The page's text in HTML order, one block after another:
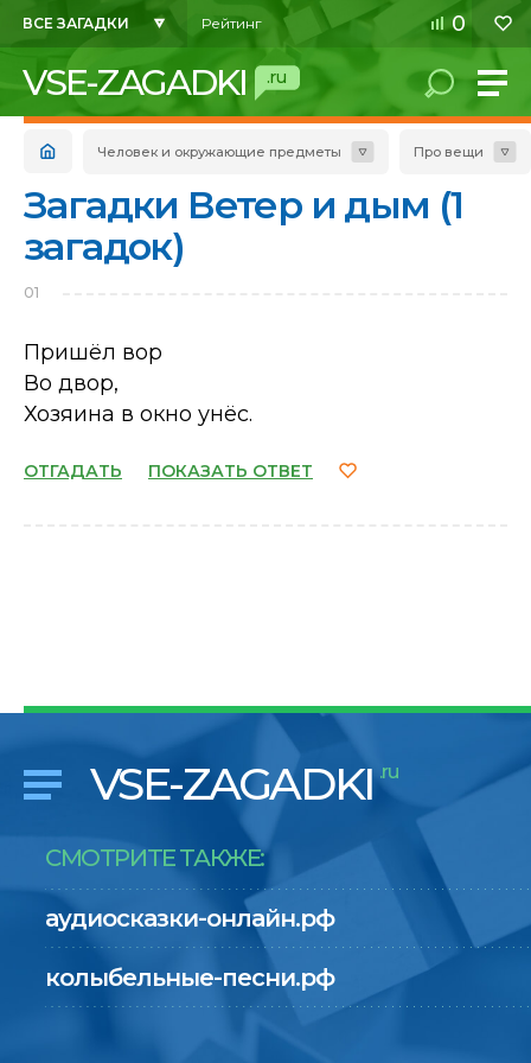
ВСЕ ЗАГАДКИ Рейтинг 0
VSE-ZAGADKI .ru
Человек и окружающие предметы Про вещи
Загадки Ветер и дым (1
загадок)
01
Пришёл вор
Во двор,
Хозяина в окно унёс.
ОТГАДАТЬ ПОКАЗАТЬ ОТВЕТ
VSE-ZAGADKI .ru
СМОТРИТЕ ТАКЖЕ:
аудиосказки-онлайн.рф
колыбельные-песни.рф